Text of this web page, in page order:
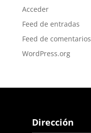
Acceder
Feed de entradas
Feed de comentarios
WordPress.org
Dirección